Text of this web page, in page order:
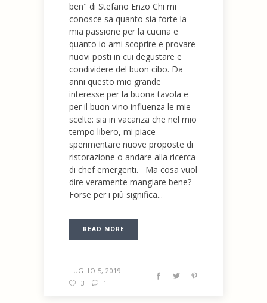
ben" di Stefano Enzo Chi mi
conosce sa quanto sia forte la
mia passione per la cucina e
quanto io ami scoprire e provare
nuovi posti in cui degustare e
condividere del buon cibo. Da
anni questo mio grande
interesse per la buona tavola e
per il buon vino influenza le mie
scelte: sia in vacanza che nel mio
tempo libero, mi piace
sperimentare nuove proposte di
ristorazione o andare alla ricerca
di chef emergenti. Ma cosa vuol
dire veramente mangiare bene?
Forse per i più significa...
READ MORE
LUGLIO 5, 2019
3
1